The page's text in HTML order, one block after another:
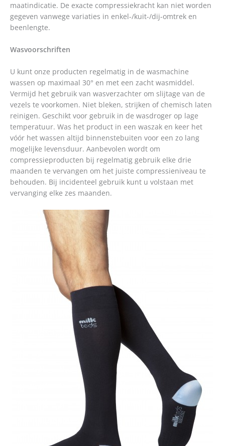
maatindicatie. De exacte compressiekracht kan niet worden
gegeven vanwege variaties in enkel-/kuit-/dij-omtrek en
beenlengte.
Wasvoorschriften
U kunt onze producten regelmatig in de wasmachine
wassen op maximaal 30° en met een zacht wasmiddel.
Vermijd het gebruik van wasverzachter om slijtage van de
vezels te voorkomen. Niet bleken, strijken of chemisch laten
reinigen. Geschikt voor gebruik in de wasdroger op lage
temperatuur. Was het product in een waszak en keer het
vóór het wassen altijd binnenstebuiten voor een zo lang
mogelijke levensduur. Aanbevolen wordt om
compressieproducten bij regelmatig gebruik elke drie
maanden te vervangen om het juiste compressieniveau te
behouden. Bij incidenteel gebruik kunt u volstaan met
vervanging elke zes maanden.